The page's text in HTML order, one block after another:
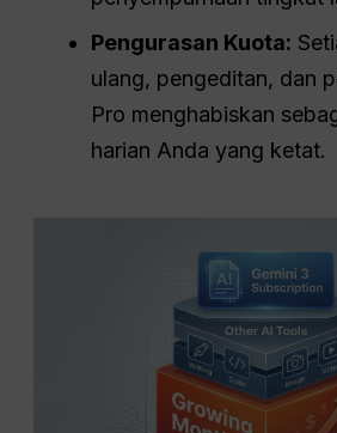
Pengurasan Kuota:
ulang, pengeditan, dan
Pro menghabiskan
harian Anda yang ketat.